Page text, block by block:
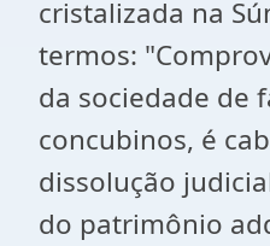
cristalizada na
termos:
da sociedade de
concubinos, é
dissolução
do patrimônio